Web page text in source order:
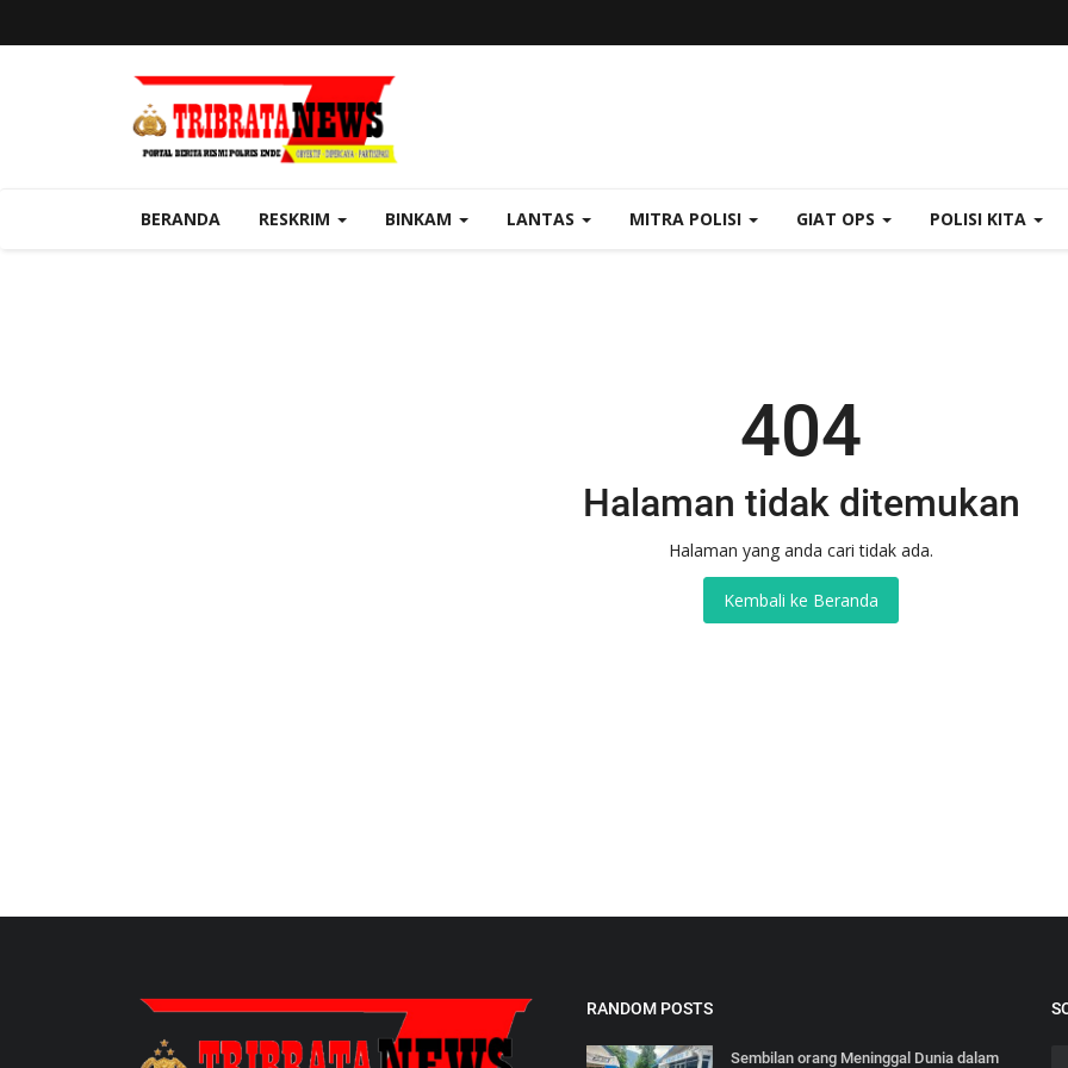
BERANDA RESKRIM BINKAM LANTAS MITRA POLISI GIAT OPS POLISI KITA
404
Halaman tidak ditemukan
Halaman yang anda cari tidak ada.
Kembali ke Beranda
RANDOM POSTS
Sembilan orang Meninggal Dunia dalam